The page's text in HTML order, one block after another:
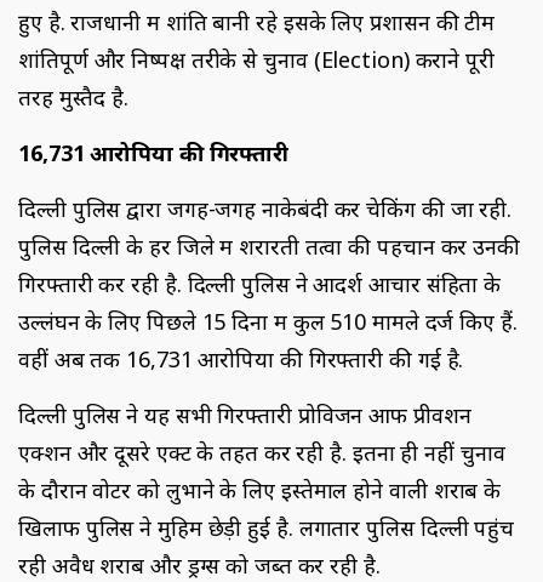
हुए है. राजधानी में शांति बानी रहे इसके लिए प्रशासन की टीम
शांतिपूर्ण और निष्पक्ष तरीके से चुनाव (Election) कराने पूरी
तरह मुस्तैद है.
16,731 आरोपियों की गिरफ्तारी
दिल्ली पुलिस द्वारा जगह-जगह नाकेबंदी कर चेकिंग की जा रही.
पुलिस दिल्ली के हर जिले में शरारती तत्वों की पहचान कर उनकी
गिरफ्तारी कर रही है. दिल्ली पुलिस ने आदर्श आचार संहिता के
उल्लंघन के लिए पिछले 15 दिनों में कुल 510 मामले दर्ज किए हैं.
वहीं अब तक 16,731 आरोपियों की गिरफ्तारी की गई है.
दिल्ली पुलिस ने यह सभी गिरफ्तारी प्रोविजन आफ प्रीवेंशन
एक्शन और दूसरे एक्ट के तहत कर रही है. इतना ही नहीं चुनाव
के दौरान वोटर को लुभाने के लिए इस्तेमाल होने वाली शराब के
खिलाफ पुलिस ने मुहिम छेड़ी हुई है. लगातार पुलिस दिल्ली पहुंच
रही अवैध शराब और ड्रग्स को जब्त कर रही है.